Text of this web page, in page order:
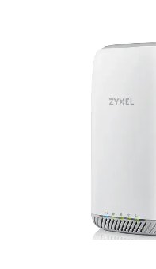
DELL G15